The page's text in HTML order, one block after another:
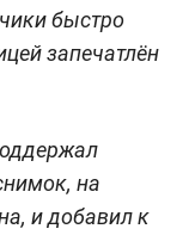
быстро
запечатлён
на
и добавил к